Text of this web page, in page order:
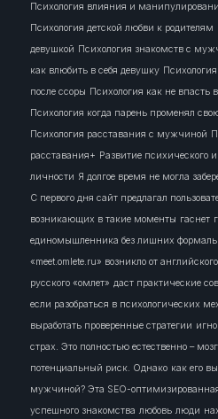
Психология влияния и
Психология детской любви к родителям
девушкой Психология знакомств с
как влюбить в себя девушку
после ссоры Психология как не впасть
Психология когда парень променял
Психология расставания с мужчиной
расставания+ Развитие психического
личности Я долгое время не могла
С первого дня сайт предлагал
возникающих в такие моменты гаснет
единомышленника без лишних
«meet.omlete.ru» возникло от
русского «омлет» даст практические
если разобраться в психологических
выработать проверенные стратегии
страх. Это полностью естественно –
потенциальный риск. Однако как его
мужчиной? Эта SEO-оптимизированная
успешного знакомства любовь люди